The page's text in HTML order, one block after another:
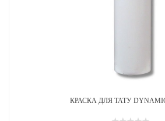
КРАСКА ДЛЯ ТАТУ